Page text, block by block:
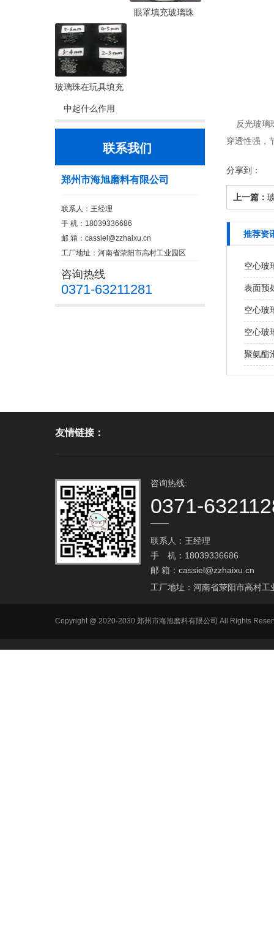
眼罩填充玻璃珠
玻璃珠在玩具填充
中起什么作用
联系我们
郑州市海旭磨料有限公司
联系人：王经理
手 机：18039336686
邮 箱： cassiel@zzhaixu.cn
工厂地址：河南省荥阳市高村工业园区
咨询热线
0371-63211281
反光玻璃
穿透性强，
分享到：
上一篇：
推荐资
空心玻
表面预
空心玻
空心玻
聚氨酯
友情链接：
咨询热线:
0371-
联系人：王经理
手 机：18039336686
邮 箱： cassiel@zzhaixu.cn
工厂地址：河南省荥阳市高村工
Copyright @ 2020-2030 郑州市海旭磨料有限公司 All Rights